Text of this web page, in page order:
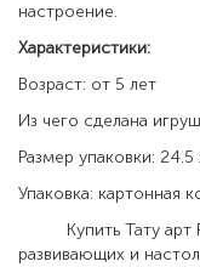
настроение.
Характеристики:
Возраст: от 5 лет
Из чего сделана
Размер упаковки:
Упаковка: картонная
Купить Тату арт
развивающих и